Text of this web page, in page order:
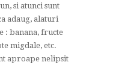
si atunci sunt
adaug, alaturi
: banana, fructe
migdale, etc.
aproape nelipsit